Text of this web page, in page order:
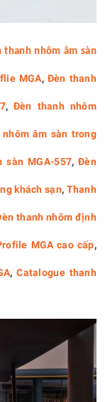
thanh nhôm âm sàn
MGA, Đèn thanh
, Đèn thanh nhôm
nhôm âm sàn trong
sàn MGA-557,Đèn
khách sạn, Thanh
thanh nhôm định
MGA cao cấp,
,Catalogue thanh